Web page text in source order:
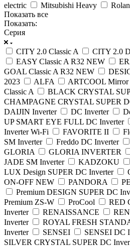
electric
Mitsubishi Heavy
Показать все
Показать:
Серия
CITY 2.0 Classic A
CITY 2.0
EASY Classic A R32 NEW
GOAL Classic A R32 NEW
2023
ALFA ARTCOOL Mirror
Classic A
BLACK CRYSTAL
CHAMPAGNE CRYSTAL SUPER
DAIJIN Inverter
DC Inverter
UP SMART EYE FULL DC Inverter
Inverter Wi-Fi
FAVORITE II
SM Inverter
Freddo DC Inverter
GLORIA
GLORIA INVERTER
JADE SM Inverter
KADZOKU
LUX Design SUPER DC Inverter
ON-OFF NEW
PANDORA
Premium DESIGN SUPER DC
Premium ZS-W
ProCool
RED
Inverter
RENAISSANCE
Inverter
ROYAL FRESH
Inverter
SENSEI SENSEI DC
SILVER CRYSTAL SUPER DC